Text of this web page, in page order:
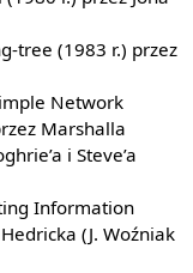
tree (1983 r.) przez
Network
Marshalla
i Steve’a
Information
(J. Woźniak